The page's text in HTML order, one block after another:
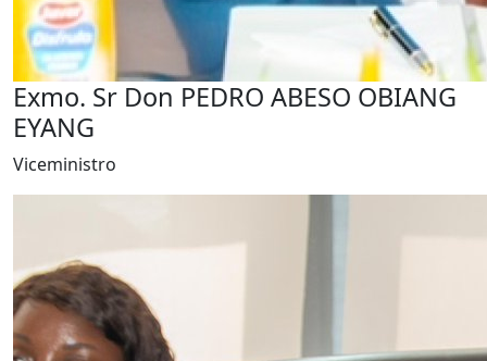
Exmo. Sr Don PEDRO ABESO OBIANG
EYANG
Viceministro